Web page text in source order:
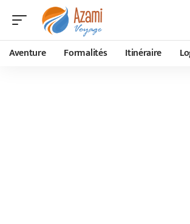
Aventure Formalités Itinéraire